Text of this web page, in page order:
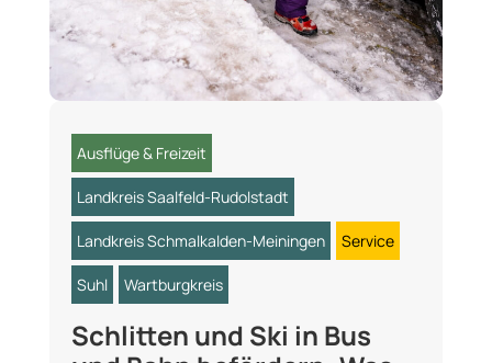
Ausflüge & Freizeit
Landkreis Saalfeld-Rudolstadt
Landkreis Schmalkalden-Meiningen Service
Suhl Wartburgkreis
Schlitten und Ski in Bus